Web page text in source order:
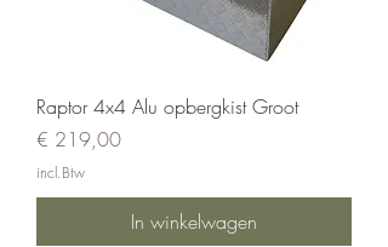
Raptor 4x4 Alu opbergkist Groot
Prijs
€ 219,00
incl.Btw
In winkelwagen